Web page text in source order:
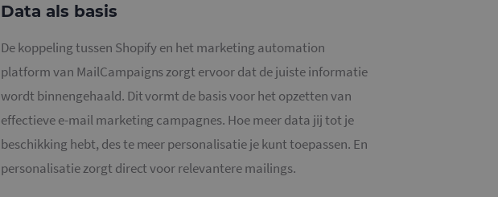
Data als basis
De koppeling tussen Shopify en het marketing automation
platform van MailCampaigns zorgt ervoor dat de juiste informatie
wordt binnengehaald. Dit vormt de basis voor het opzetten van
effectieve e-mail marketing campagnes. Hoe meer data jij tot je
beschikking hebt, des te meer personalisatie je kunt toepassen. En
personalisatie zorgt direct voor relevantere mailings.